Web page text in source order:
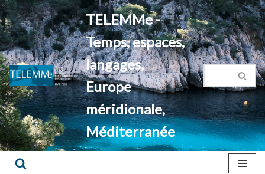
Aller
au
contenu
TELEMMe -
Temps, espaces,
langages,
Europe
méridionale,
Méditerranée